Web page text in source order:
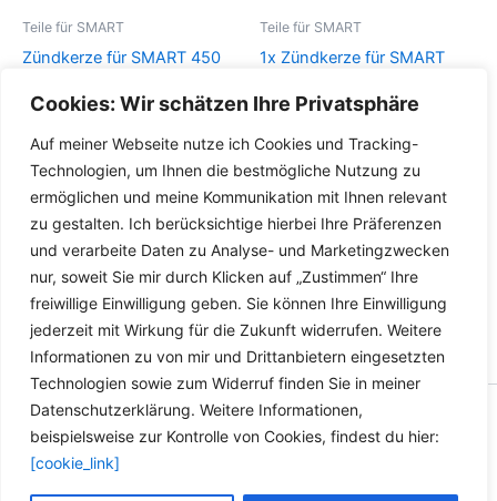
Cookies: Wir schätzen Ihre Privatsphäre
Auf meiner Webseite nutze ich Cookies und Tracking-
Technologien, um Ihnen die bestmögliche Nutzung zu
ermöglichen und meine Kommunikation mit Ihnen relevant
zu gestalten. Ich berücksichtige hierbei Ihre Präferenzen
und verarbeite Daten zu Analyse- und Marketingzwecken
nur, soweit Sie mir durch Klicken auf „Zustimmen“ Ihre
freiwillige Einwilligung geben. Sie können Ihre Einwilligung
jederzeit mit Wirkung für die Zukunft widerrufen. Weitere
Informationen zu von mir und Drittanbietern eingesetzten
Technologien sowie zum Widerruf finden Sie in meiner
Datenschutzerklärung. Weitere Informationen,
beispielsweise zur Kontrolle von Cookies, findest du hier:
[cookie_link]
Teile für SMART
Zündkerze für SMART 450
700ccm – BERU Z286
Details
Teile für SMART
1x Zündkerze für SMART
BOSCH 0242240648
Details
Copyright © 2026 Versandhandel für Fahrzeugteile, Ersatzteile
für: SMART BMW VW - Zubehör für Werkstätten.